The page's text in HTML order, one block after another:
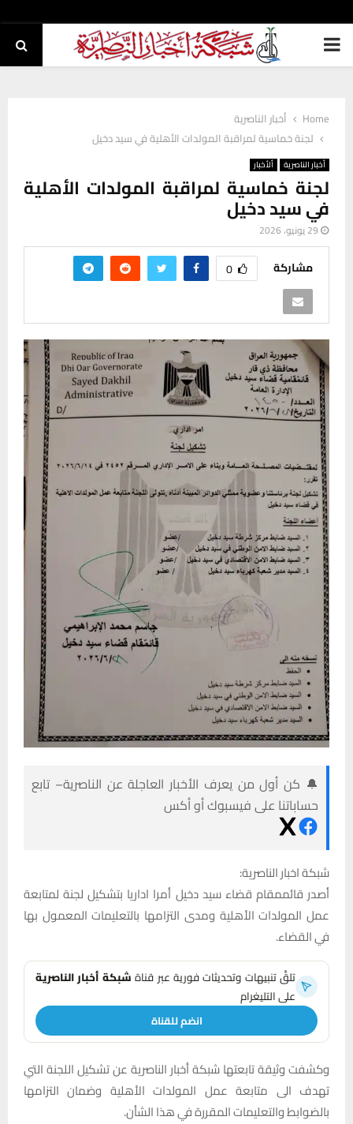
PRIMARY
Home
أخبار الناصرية
لجنة خماسية لمراقبة المولدات الأهلية في سيد دخيل
أخبار الناصرية ألأخبار
لجنة خماسية لمراقبة المولدات الأهلية
في سيد دخيل
29 يونيو، 2026
مشاركة 0
🔔 كن أول من يعرف الأخبار العاجلة عن الناصرية– تابع
حساباتنا على فيسبوك أو أكس
شبكة اخبار الناصرية:
أصدر قائممقام قضاء سيد دخيل أمرا اداريا بتشكيل لجنة لمتابعة
عمل المولدات الأهلية ومدى التزامها بالتعليمات المعمول بها
في القضاء.
تلقَّ تنبيهات وتحديثات فورية عبر قناةشبكة أخبار الناصرية
على التليغرام
انضم للقناة
وكشفت وثيقة تابعتها شبكة أخبار الناصرية عن تشكيل اللجنة التي
تهدف الى متابعة عمل المولدات الأهلية وضمان التزامها
بالضوابط والتعليمات المقررة في هذا الشأن.